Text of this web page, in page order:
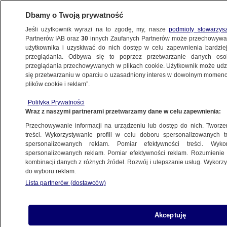
POLSKA
Zniknęła biała księga olimpijskiego
tokena Zondacrypto. Estończycy
ostrzegają
Piotr Szostak
8.05.2026, 20:49
Posłuchaj artykułu
stoński urząd nadzoru finansowego
Dbamy o Twoją prywatność
Jeśli użytkownik wyrazi na to zgodę, my, naszepodmioty
Partnerów IAB oraz30 innych Zaufanych Partnerów może
użytkownika i uzyskiwać do nich dostęp w celu zapewnienia
przeglądania. Odbywa się to poprzez przetwarzanie danych
przeglądania przechowywanych w plikach cookie. Użytkownik może
się przetwarzaniu w oparciu o uzasadniony interes w dowolnym
plików cookie i reklam”.
Polityka Prywatności
Wraz z naszymi partnerami przetwarzamy dane w celu zapewnienia:
Przechowywanie informacji na urządzeniu lub dostęp do nich.
treści. Wykorzystywanie profili w celu doboru spersonalizowanych
spersonalizowanych reklam. Pomiar efektywności treści.
spersonalizowanych reklam. Pomiar efektywności reklam.
kombinacji danych z różnych źródeł. Rozwój i ulepszanie usług.
do wyboru reklam.
Lista partnerów (dostawców)
Akceptuję